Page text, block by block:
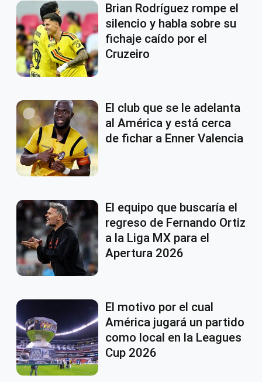
Brian Rodríguez rompe el
silencio y habla sobre su
fichaje caído por el
Cruzeiro
El club que se le adelanta
al América y está cerca
de fichar a Enner Valencia
El equipo que buscaría el
regreso de Fernando Ortiz
a la Liga MX para el
Apertura 2026
El motivo por el cual
América jugará un partido
como local en la Leagues
Cup 2026